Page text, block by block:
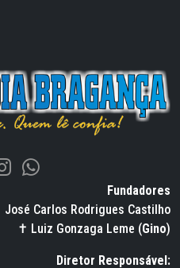
Fundadores
José Carlos Rodrigues Castilho
✝ Luiz Gonzaga Leme (Gino)
Diretor Responsável: